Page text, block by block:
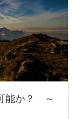
能か？ ～